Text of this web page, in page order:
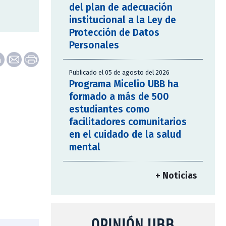
del plan de adecuación
institucional a la Ley de
Protección de Datos
Personales
Publicado el 05 de agosto del 2026
Programa Micelio UBB ha
formado a más de 500
estudiantes como
facilitadores comunitarios
en el cuidado de la salud
mental
+ Noticias